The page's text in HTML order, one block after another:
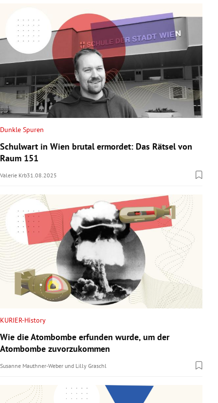
Dunkle Spuren
Schulwart in Wien brutal ermordet: Das Rätsel von
Raum 151
Valerie Krb31.08.2025
KURIER-History
Wie die Atombombe erfunden wurde, um der
Atombombe zuvorzukommen
Susanne Mauthner-Weber und Lilly Graschl